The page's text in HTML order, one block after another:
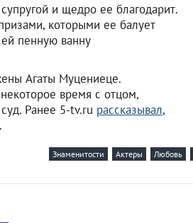
и щедро ее благодарит.
которыми ее балует
пенную ванну
Агаты Муцениеце.
время с отцом,
Ранее 5-tv.ru рассказывал,
Знаменитости Актеры Любовь